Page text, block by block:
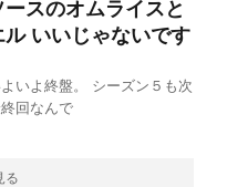
スのオムライスと
ル いいじゃないです
いよ終盤。 シーズン５も次
回なんで
る